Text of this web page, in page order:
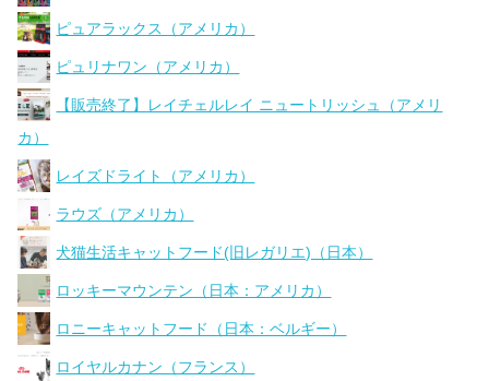
ピュアラックス（アメリカ）
ピュリナワン（アメリカ）
【販売終了】レイチェルレイ ニュートリッシュ（アメリ
カ）
レイズドライト（アメリカ）
ラウズ（アメリカ）
犬猫生活キャットフード(旧レガリエ)（日本）
ロッキーマウンテン（日本：アメリカ）
ロニーキャットフード（日本：ベルギー）
ロイヤルカナン（フランス）